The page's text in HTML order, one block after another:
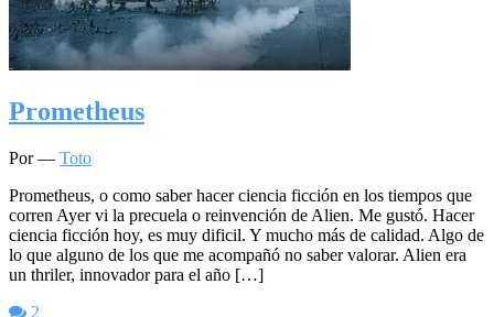
Prometheus
Por — Toto
Prometheus, o como saber hacer ciencia ficción en los tiempos que
corren Ayer vi la precuela o reinvención de Alien. Me gustó. Hacer
ciencia ficción hoy, es muy dificil. Y mucho más de calidad. Algo de
lo que alguno de los que me acompañó no saber valorar. Alien era
un thriler, innovador para el año […]
2